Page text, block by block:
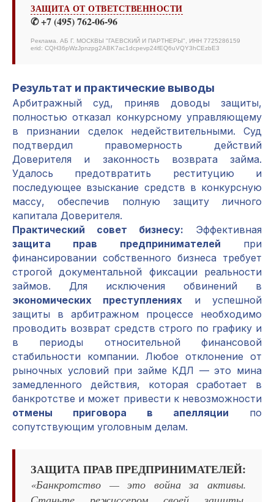
ЗАЩИТА ОТ ОТВЕТСТВЕННОСТИ
✆ +7 (495) 762-06-96
Реклама. АБ Г. МОСКВЫ "ГАЕВСКИЙ И ПАРТНЕРЫ", ИНН 7725286159
erid: CQH36pWzJpnzpg2ABK7ac1dcpevp24fEQ6uVQY3hCEzbE3
Результат и практические выводы
Арбитражный суд, приняв доводы защиты,
полностью отказал конкурсному управляющему
в признании сделок недействительными. Суд
подтвердил правомерность действий
Доверителя и законность возврата займа.
Удалось предотвратить реституцию и
последующее взыскание средств в конкурсную
массу, обеспечив полную защиту личного
капитала Доверителя.
Практический совет бизнесу: Эффективная
защита прав предпринимателей при
финансировании собственного бизнеса требует
строгой документальной фиксации реальности
займов. Для исключения обвинений в
экономических преступлениях и успешной
защиты в арбитражном процессе необходимо
проводить возврат средств строго по графику и
в периоды относительной финансовой
стабильности компании. Любое отклонение от
рыночных условий при займе КДЛ — это мина
замедленного действия, которая сработает в
банкротстве и может привести к невозможности
отмены приговора в апелляции по
сопутствующим уголовным делам.
ЗАЩИТА ПРАВ ПРЕДПРИНИМАТЕЛЕЙ:
«Банкротство — это война за активы.